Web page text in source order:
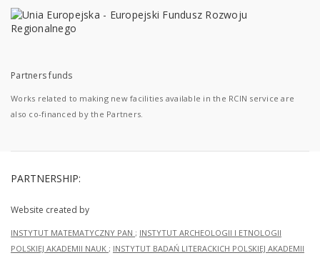
Partners funds
Works related to making new facilities available in the RCIN service are
also co-financed by the Partners.
PARTNERSHIP:
Website created by
INSTYTUT MATEMATYCZNY PAN ; INSTYTUT ARCHEOLOGII I ETNOLOGII
POLSKIEJ AKADEMII NAUK ; INSTYTUT BADAŃ LITERACKICH POLSKIEJ AKADEMII